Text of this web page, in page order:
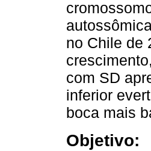
no Chile de
com SD
inferior
boca mais
Objetivo: